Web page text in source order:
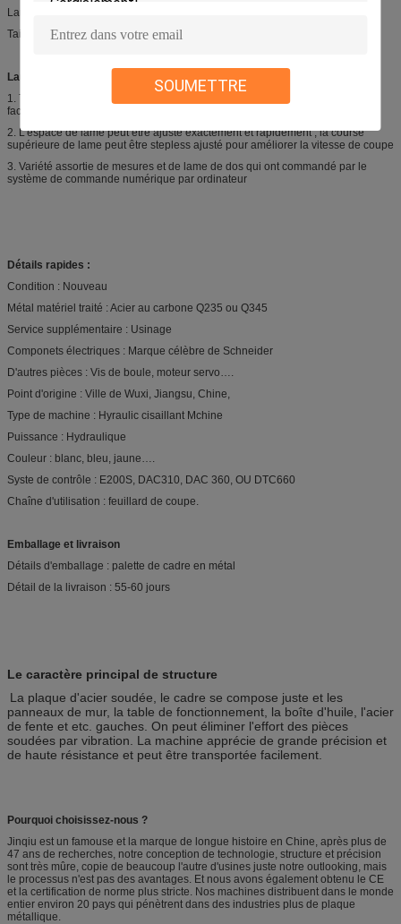
SOUMETTRE
Largeur 2300 millimètres
Taille 2315 millimètres
Lancement de produit :
1. Type lame de poutre d'oscillation de dessus, hydraulique, stable et fiable,
facile à utiliser
2. L'espace de lame peut être ajusté exactement et rapidement ; la course
supérieure de lame peut être stepless ajusté pour améliorer la vitesse de coupe
3. Variété assortie de mesures et de lame de dos qui ont commandé par le
système de commande numérique par ordinateur
Détails rapides :
Condition : Nouveau
Métal matériel traité : Acier au carbone Q235 ou Q345
Service supplémentaire : Usinage
Componets électriques : Marque célèbre de Schneider
D'autres pièces : Vis de boule, moteur servo….
Point d'origine : Ville de Wuxi, Jiangsu, Chine,
Type de machine : Hyraulic cisaillant Mchine
Puissance : Hydraulique
Couleur : blanc, bleu, jaune….
Syste de contrôle : E200S, DAC310, DAC 360, OU DTC660
Chaîne d'utilisation : feuillard de coupe.
Emballage et livraison
Détails d'emballage : palette de cadre en métal
Détail de la livraison : 55-60 jours
Le caractère principal de structure
La plaque d'acier soudée, le cadre se compose juste et les
panneaux de mur, la table de fonctionnement, la boîte d'huile, l'acier
de fente et etc. gauches. On peut éliminer l'effort des pièces
soudées par vibration. La machine apprécie de grande précision et
de haute résistance et peut être transportée facilement.
Pourquoi choisissez-nous ?
Jinqiu est un famouse et la marque de longue histoire en Chine, après plus de
47 ans de recherches, notre conception de technologie, structure et précision
sont très mûre, copie de beaucoup l'autre d'usines juste notre outlooking, mais
le processus n'est pas des avantages. Et nous avons également obtenu le CE
et la certification de norme plus stricte. Nos machines distribuent dans le monde
entier environ 20 pays qui pénètrent dans des industries plus de plaque
métallique.